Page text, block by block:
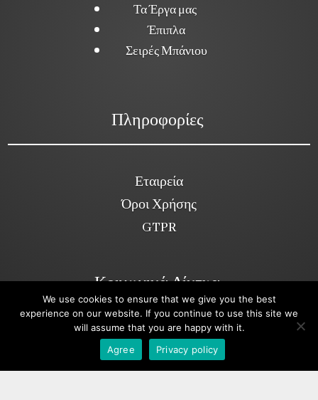
Τα Έργα μας
Έπιπλα
Σειρές Μπάνιου
Πληροφορίες
Εταιρεία
Όροι Χρήσης
GTPR
Κοινωνικά Δίκτυα
We use cookies to ensure that we give you the best
experience on our website. If you continue to use this site we
will assume that you are happy with it.
Agree
Privacy policy
Viber